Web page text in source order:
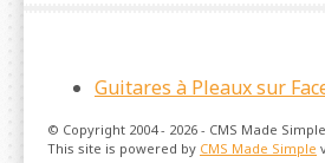
Guitares à Pleaux sur
© Copyright 2004 - 2026 - CMS Made Simple
This site is powered by CMS Made Simple